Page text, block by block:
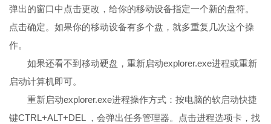
弹出的窗口中点击更改，给你的移动设备指定一个新的盘符。
点击确定。如果你的移动设备有多个盘，就多重复几次这个操
作。
如果还看不到移动硬盘，重新启动explorer.exe进程或重新
启动计算机即可。
重新启动explorer.exe进程操作方式：按电脑的软启动快捷
键CTRL+ALT+DEL ，会弹出任务管理器。点击进程选项卡，找